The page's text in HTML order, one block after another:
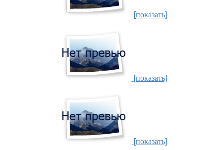
[показать]
[показать]
[показать]